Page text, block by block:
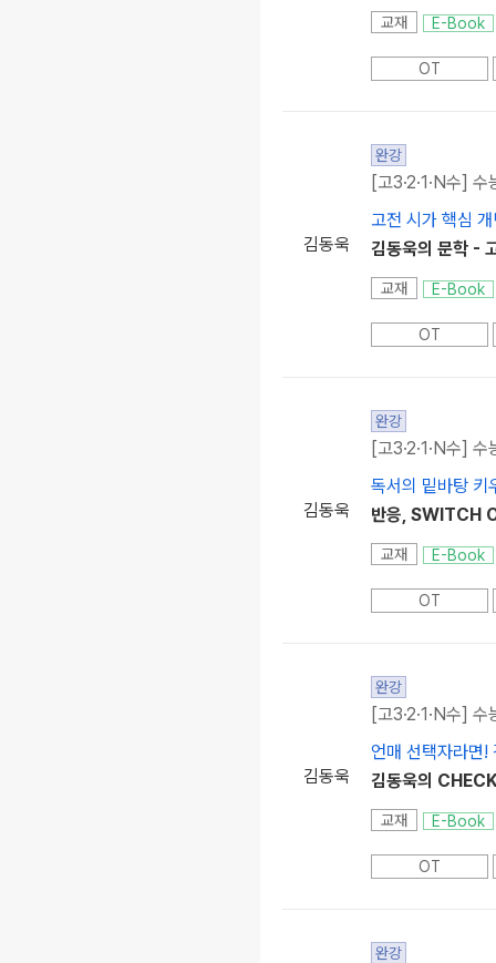
교재 E-Book
OT
김동욱
완강
[고3·2·1·N수]
고전 시가 핵심
김동욱의 문학 -
교재 E-Book
OT
김동욱
완강
[고3·2·1·N수]
독서의 밑바탕 키
반응, SWITCH
교재 E-Book
OT
김동욱
완강
[고3·2·1·N수]
언매 선택자라면
김동욱의
교재 E-Book
OT
완강